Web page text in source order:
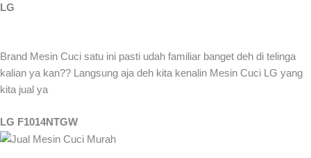
LG
Brand Mesin Cuci satu ini pasti udah familiar banget deh di telinga
kalian ya kan?? Langsung aja deh kita kenalin Mesin Cuci LG yang
kita jual ya
LG F1014NTGW